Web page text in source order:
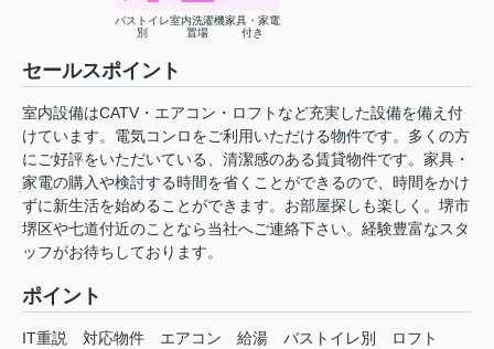
バストイレ
別
室内洗濯機
置場
家具・家電
付き
セールスポイント
室内設備はCATV・エアコン・ロフトなど充実した設備を備え付
けています。電気コンロをご利用いただける物件です。多くの方
にご好評をいただいている、清潔感のある賃貸物件です。家具・
家電の購入や検討する時間を省くことができるので、時間をかけ
ずに新生活を始めることができます。お部屋探しも楽しく。堺市
堺区や七道付近のことなら当社へご連絡下さい。経験豊富なスタ
ッフがお待ちしております。
ポイント
IT重説 対応物件 エアコン 給湯 バストイレ別 ロフト